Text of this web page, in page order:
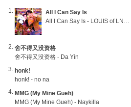
All I Can Say Is
All I Can Say Is - LOUIS of LNGSHOT
舍不得又没资格
舍不得又没资格 - Da Yin
honk!
honk! - no na
MMG (My Mine Gueh)
MMG (My Mine Gueh) - Naykilla